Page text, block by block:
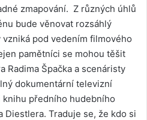
zmapování. Z různých úhlů
bude věnovat rozsáhlý
pod vedením filmového
pamětníci se mohou těšit
Radima Špačka a scenáristy
dokumentární televizní
předního hudebního
Diestlera. Traduje se, že kdo si